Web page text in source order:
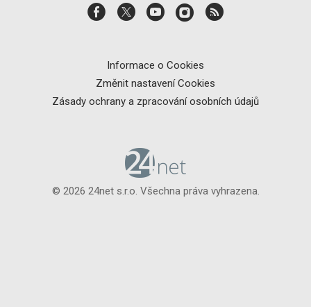
Informace o Cookies
Změnit nastavení Cookies
Zásady ochrany a zpracování osobních údajů
© 2026 24net s.r.o. Všechna práva vyhrazena.